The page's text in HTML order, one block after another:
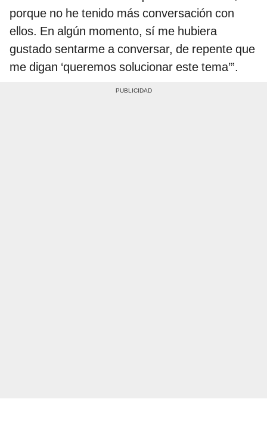
porque no he tenido más conversación con
ellos. En algún momento, sí me hubiera
gustado sentarme a conversar, de repente que
me digan ‘queremos solucionar este tema’”.